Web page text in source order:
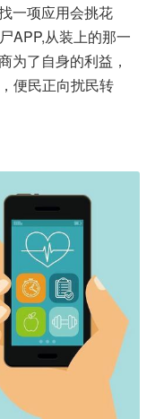
一项应用会挑花
APP,从装上的那一
为了自身的利益，
便民正向扰民转